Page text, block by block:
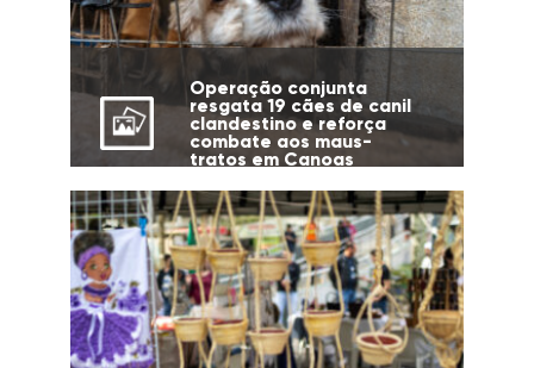
Operação conjunta
resgata 19 cães de canil
clandestino e reforça
combate aos maus-
tratos em Canoas